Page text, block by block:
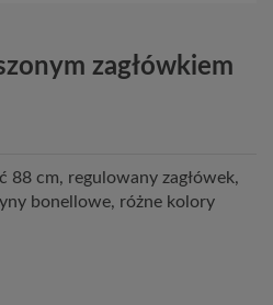
zagłówkiem
88 cm, regulowany zagłówek,
bonellowe, różne kolory